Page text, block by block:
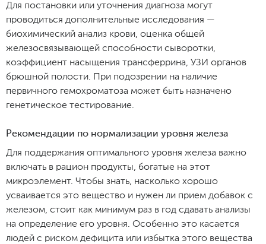
Для постановки или уточнения диагноза могут
проводиться дополнительные исследования —
биохимический анализ крови, оценка общей
железосвязывающей способности сыворотки,
коэффициент насыщения трансферрина, УЗИ органов
брюшной полости. При подозрении на наличие
первичного гемохроматоза может быть назначено
генетическое тестирование.
Рекомендации по нормализации уровня железа
Для поддержания оптимального уровня железа важно
включать в рацион продукты, богатые на этот
микроэлемент. Чтобы знать, насколько хорошо
усваивается это вещество и нужен ли прием добавок с
железом, стоит как минимум раз в год сдавать анализы
на определение его уровня. Особенно это касается
людей с риском дефицита или избытка этого вещества